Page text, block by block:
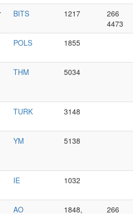
BITS 1217
266
4473
POLS 1855
THM 5034
TURK 3148
YM 5138
IE 1032
AO 1848, 266